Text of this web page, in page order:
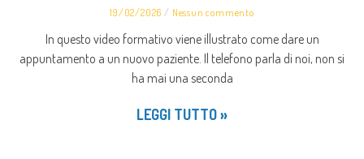
19/02/2026 Nessun commento
In questo video formativo viene illustrato come dare un
appuntamento a un nuovo paziente. Il telefono parla di noi, non si
ha mai una seconda
LEGGI TUTTO »